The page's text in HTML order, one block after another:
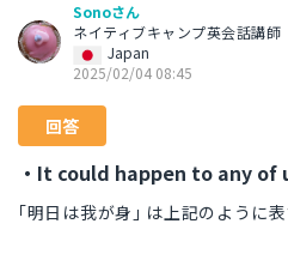
Sonoさん
ネイティブキャンプ英会話講師
Japan
2025/02/04 08:45
回答
・It could happen to any of
｢明日は我が身｣ は上記のように表